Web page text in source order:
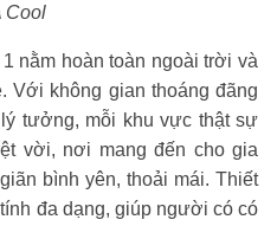
Cool
nằm hoàn toàn ngoài trời và
Với không gian thoáng đãng
tưởng, mỗi khu vực thật sự
vời, nơi mang đến cho gia
bình yên, thoải mái. Thiết
đa dạng, giúp người có có